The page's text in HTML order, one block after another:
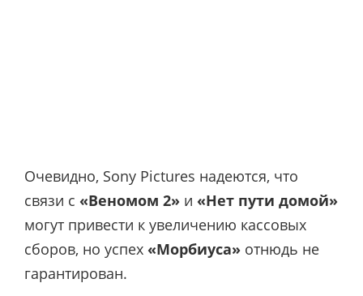
Очевидно, Sony Pictures надеются, что
связи с «Веномом 2» и «Нет пути домой»
могут привести к увеличению кассовых
сборов, но успех «Морбиуса» отнюдь не
гарантирован.